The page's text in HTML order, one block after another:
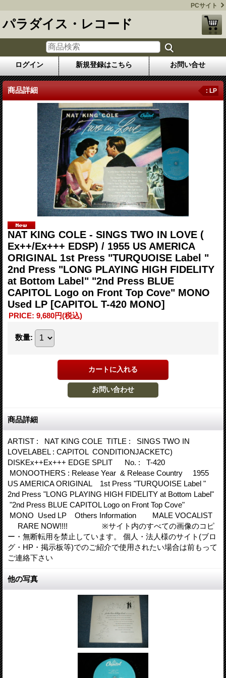
PCサイト
パラダイス・レコード
ログイン 新規登録はこちら お問い合せ
商品詳細 : LP
NAT KING COLE - SINGS TWO IN LOVE (
Ex++/Ex+++ EDSP) / 1955 US AMERICA
ORIGINAL 1st Press "TURQUOISE Label "
2nd Press "LONG PLAYING HIGH FIDELITY
at Bottom Label" "2nd Press BLUE
CAPITOL Logo on Front Top Cove" MONO
Used LP [CAPITOL T-420 MONO]
PRICE: 9,680円(税込)
数量:
商品詳細
ARTIST : NAT KING COLE TITLE : SINGS TWO IN
LOVELABEL : CAPITOL CONDITIONJACKETC)
DISKEx++Ex+++ EDGE SPLIT No. : T-420
MONOOTHERS : Release Year & Release Country 1955
US AMERICA ORIGINAL 1st Press "TURQUOISE Label "
2nd Press "LONG PLAYING HIGH FIDELITY at Bottom Label"
"2nd Press BLUE CAPITOL Logo on Front Top Cove"
MONO Used LP Others Information MALE VOCALIST
RARE NOW!!!! ※サイト内のすべての画像のコピ
ー・無断転用を禁止しています。 個人・法人様のサイト(ブロ
グ・HP・掲示板等)でのご紹介で使用されたい場合は前もって
ご連絡下さい
他の写真